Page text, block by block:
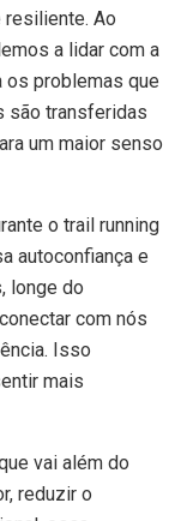
Ao
a lidar com a
os problemas que
são transferidas
um maior senso
o trail running
autoconfiança e
longe do
com nós
Isso
mais
vai além do
reduzir o